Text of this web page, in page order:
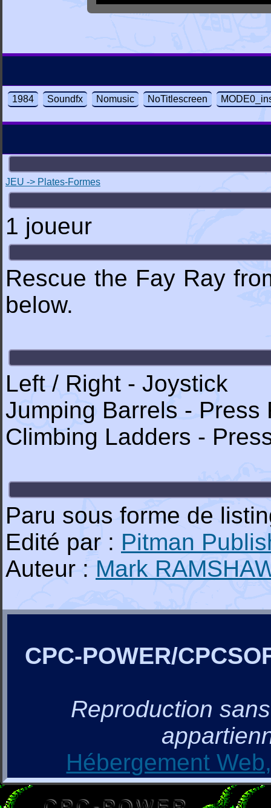
1984 Soundfx Nomusic NoTitlescreen
JEU -> Plates-Formes
1 joueur
Rescue the Fay Ray
below.
Left / Right - Joystick
Jumping Barrels - Press
Climbing Ladders -
Paru sous forme de
Edité par : Pitman
Auteur : Mark
CPC-POWER/
Reproduction
Hébergement